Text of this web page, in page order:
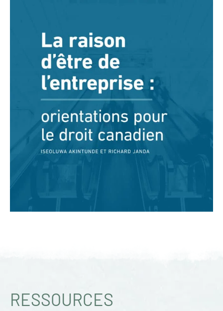
RESSOURCES